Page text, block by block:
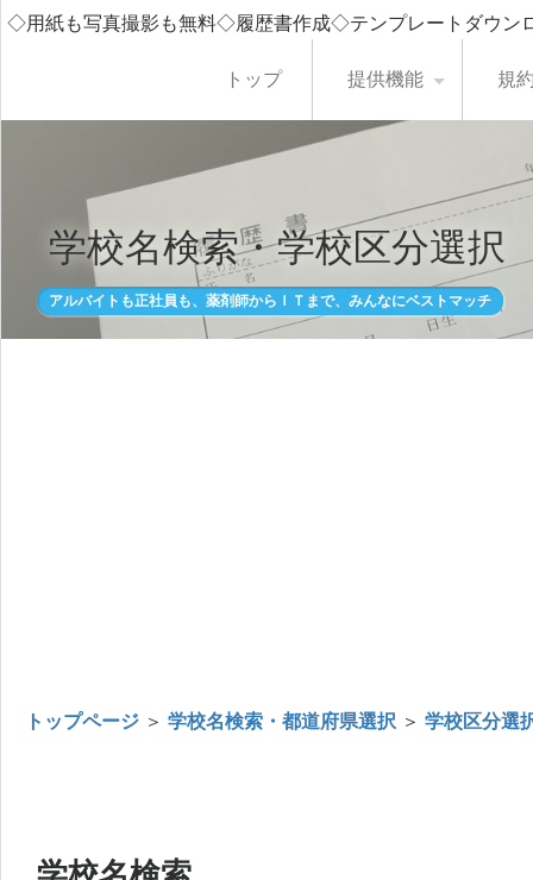
◇用紙も写真撮影も無料◇履歴書作成◇テンプレートダウ
トップ 提供機能 規
学校名検索・学校区分選択
アルバイトも正社員も、薬剤師からＩＴまで、みんなにベストマッチ
トップページ ＞ 学校名検索・都道府県選択 ＞ 学校区分選